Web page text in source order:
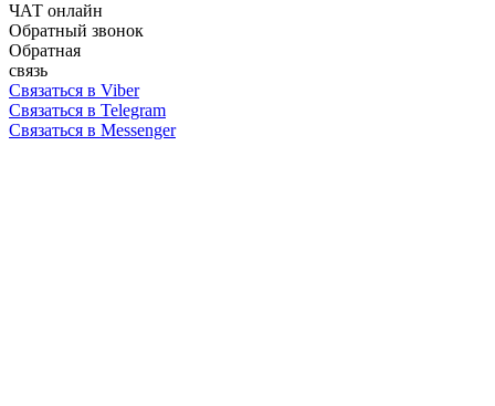
ЧАТ онлайн
Обратный звонок
Обратная
связь
Связаться в Viber
Связаться в Telegram
Связаться в Messenger